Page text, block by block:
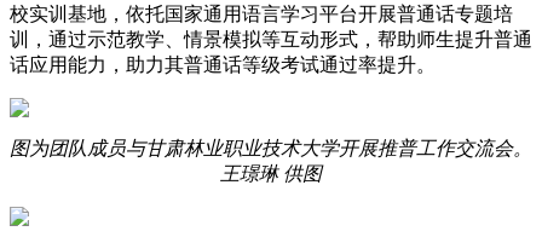
校实训基地，依托国家通用语言学习平台开展普通话专题培
训，通过示范教学、情景模拟等互动形式，帮助师生提升普通
话应用能力，助力其普通话等级考试通过率提升。
图为团队成员与甘肃林业职业技术大学开展推普工作交流会。
王璟琳 供图